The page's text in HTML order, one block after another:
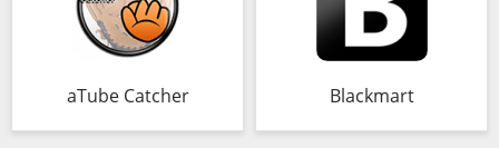
aTube Catcher Blackmart